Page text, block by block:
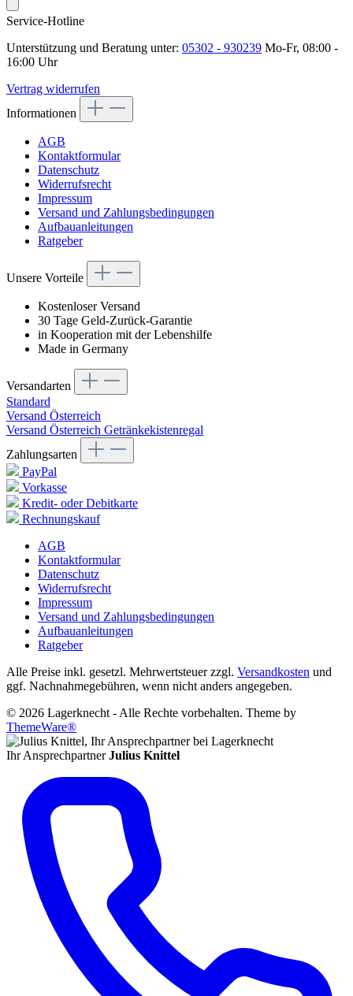
Service-Hotline
Unterstützung und Beratung unter: 05302 - 930239 Mo-Fr, 08:00 -
16:00 Uhr
Vertrag widerrufen
Informationen
AGB
Kontaktformular
Datenschutz
Widerrufsrecht
Impressum
Versand und Zahlungsbedingungen
Aufbauanleitungen
Ratgeber
Unsere Vorteile
Kostenloser Versand
30 Tage Geld-Zurück-Garantie
in Kooperation mit der Lebenshilfe
Made in Germany
Versandarten
Standard
Versand Österreich
Versand Österreich Getränkekistenregal
Zahlungsarten
PayPal
Vorkasse
Kredit- oder Debitkarte
Rechnungskauf
AGB
Kontaktformular
Datenschutz
Widerrufsrecht
Impressum
Versand und Zahlungsbedingungen
Aufbauanleitungen
Ratgeber
Alle Preise inkl. gesetzl. Mehrwertsteuer zzgl. Versandkosten und
ggf. Nachnahmegebühren, wenn nicht anders angegeben.
© 2026 Lagerknecht - Alle Rechte vorbehalten. Theme by
ThemeWare®
Ihr Ansprechpartner Julius Knittel